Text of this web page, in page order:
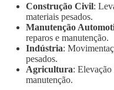
Construção Civil:
materiais pesados.
Manutenção
reparos e manutenção.
Indústria:
pesados.
Agricultura: Elevação
manutenção.